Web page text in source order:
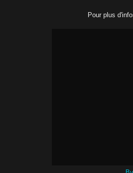
Pour plus